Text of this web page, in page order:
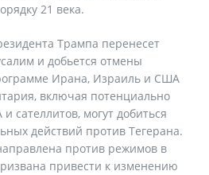
21 века.
Трампа перенесет
и добьется отмены
Ирана, Израиль и США
включая потенциально
сателлитов, могут добиться
действий против Тегерана.
против режимов в
привести к изменению